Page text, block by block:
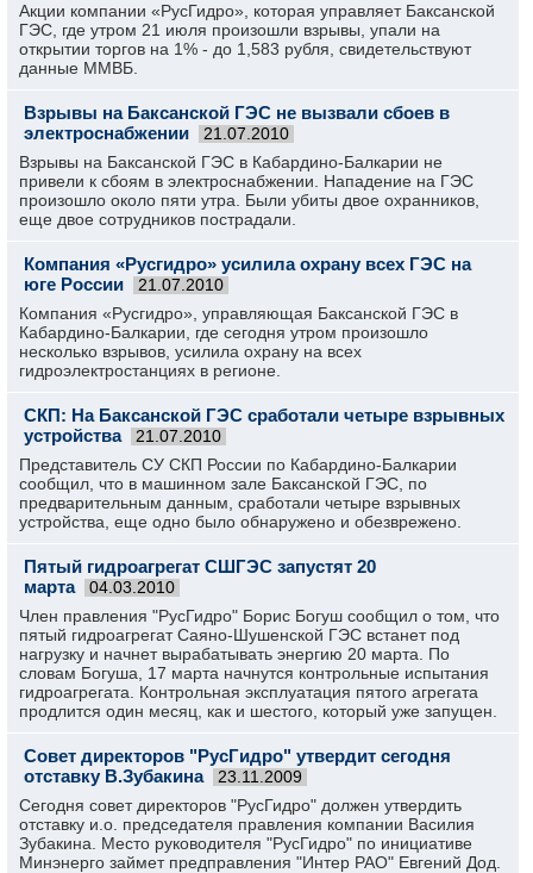
Акции компании «РусГидро», которая управляет Баксанской
ГЭС, где утром 21 июля произошли взрывы, упали на
открытии торгов на 1% - до 1,583 рубля, свидетельствуют
данные ММВБ.
Взрывы на Баксанской ГЭС не вызвали сбоев в
электроснабжении
21.07.2010
Взрывы на Баксанской ГЭС в Кабардино-Балкарии не
привели к сбоям в электроснабжении. Нападение на ГЭС
произошло около пяти утра. Были убиты двое охранников,
еще двое сотрудников пострадали.
Компания «Русгидро» усилила охрану всех ГЭС на
юге России
21.07.2010
Компания «Русгидро», управляющая Баксанской ГЭС в
Кабардино-Балкарии, где сегодня утром произошло
несколько взрывов, усилила охрану на всех
гидроэлектростанциях в регионе.
СКП: На Баксанской ГЭС сработали четыре взрывных
устройства
21.07.2010
Представитель СУ СКП России по Кабардино-Балкарии
сообщил, что в машинном зале Баксанской ГЭС, по
предварительным данным, сработали четыре взрывных
устройства, еще одно было обнаружено и обезврежено.
Пятый гидроагрегат СШГЭС запустят 20
марта
04.03.2010
Член правления "РусГидро" Борис Богуш сообщил о том, что
пятый гидроагрегат Саяно-Шушенской ГЭС встанет под
нагрузку и начнет вырабатывать энергию 20 марта. По
словам Богуша, 17 марта начнутся контрольные испытания
гидроагрегата. Контрольная эксплуатация пятого агрегата
продлится один месяц, как и шестого, который уже запущен.
Cовет директоров "РусГидро" утвердит сегодня
отставку В.Зубакина
23.11.2009
Сегодня совет директоров "РусГидро" должен утвердить
отставку и.о. председателя правления компании Василия
Зубакина. Место руководителя "РусГидро" по инициативе
Минэнерго займет предправления "Интер РАО" Евгений Дод.